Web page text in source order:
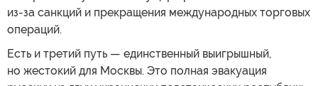
из-за санкций и прекращения международных торговых
операций.
Есть и третий путь — единственный выигрышный,
но жестокий для Москвы. Это полная эвакуация